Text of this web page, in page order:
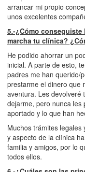
arrancar mi propio
unos excelentes
5.-¿Cómo
marcha tu clínica?
He podido ahorrar un
inicial. A parte de esto,
padres me han querido/
prestarme el dinero que
aventura. Les devolveré
dejarme, pero nunca les
aportado y lo que han
Muchos trámites
y aspecto de la clínica
familia y amigos, por lo
todos ellos.